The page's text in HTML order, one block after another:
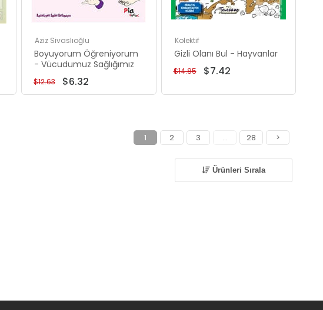
Aziz Sivaslıoğlu
Boyuyorum Öğreniyorum
- Vücudumuz Sağlığımız
$6.32
$12.63
Kolektif
Gizli Olanı Bul - Hayvanlar
$7.42
$14.85
1 2 3 ... 28 >
Ürünleri Sırala